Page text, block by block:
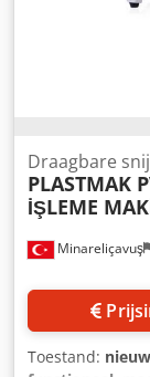
Minareliçavuş
Draagbare
PLASTMAK
İŞLEME
Toestand: nieuw